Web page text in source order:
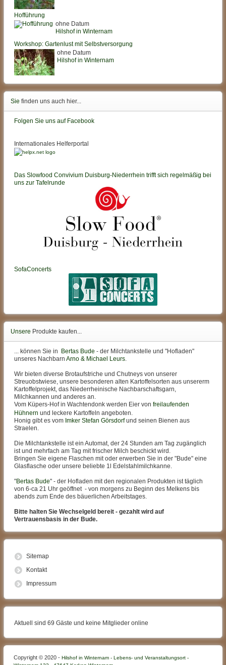
Hofführung
ohne Datum
Hilshof in Winternam
Workshop: Gartenlust mit Selbstversorgung
ohne Datum
Hilshof in Winternam
Sie finden uns auch hier...
Folgen Sie uns auf Facebook
Internationales Helferportal
Das Slowfood Convivium Duisburg-Niederrhein trifft sich regelmäßig bei
uns zur Tafelrunde
SofaConcerts
Unsere Produkte kaufen...
... können Sie in Bertas Bude - der Milchtankstelle und "Hofladen"
unseres Nachbarn Arno & Michael Leurs.
Wir bieten diverse Brotaufstriche und Chutneys von unserer
Streuobstwiese, unsere besonderen alten Kartoffelsorten aus unsererm
Kartoffelprojekt, das Niederrheinische Nachbarschaftsgarn,
Milchkannen und anderes an.
Vom Küpers-Hof in Wachtendonk werden Eier von freilaufenden
Hühnern und leckere Kartoffeln angeboten.
Honig gibt es vom Imker Stefan Görsdorfund seinen Bienen aus
Straelen.
Die Milchtankstelle ist ein Automat, der 24 Stunden am Tag zugänglich
ist und mehrfach am Tag mit frischer Milch beschickt wird.
Bringen Sie eigene Flaschen mit oder erwerben Sie in der "Bude" eine
Glasflasche oder unsere beliebte 1l Edelstahlmilchkanne.
"Bertas Bude" - der Hofladen mit den regionalen Produkten ist täglich
von 6-ca 21 Uhr geöffnet - von morgens zu Beginn des Melkens bis
abends zum Ende des bäuerlichen Arbeitstages.
Bitte halten Sie Wechselgeld bereit - gezahlt wird auf
Vertrauensbasis in der Bude.
Sitemap
Kontakt
Impressum
Aktuell sind 69 Gäste und keine Mitglieder online
Copyright © 2020 - Hilshof in Winternam - Lebens- und Veranstaltungsort -